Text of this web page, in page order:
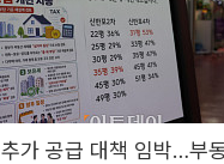
추가 공급 대책 임박…부